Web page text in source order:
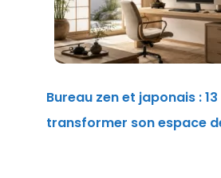
Bureau zen et japonais :
transformer son espace